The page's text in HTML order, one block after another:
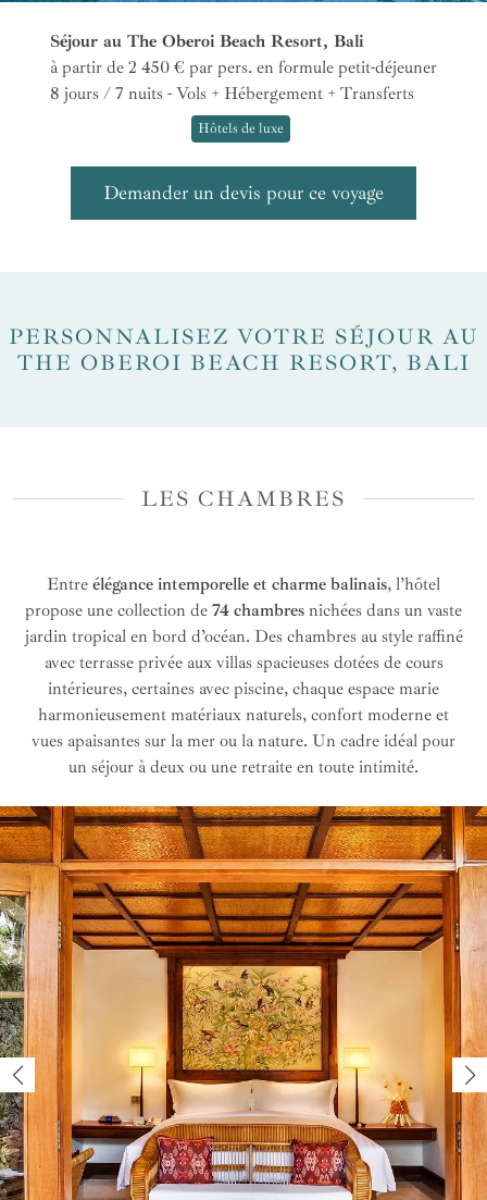
Séjour au The Oberoi Beach Resort, Bali
à partir de 2 450 € par pers. en formule petit-déjeuner
8 jours / 7 nuits - Vols + Hébergement + Transferts
Hôtels de luxe
Demander un devis pour ce voyage
PERSONNALISEZ VOTRE SÉJOUR AU
THE OBEROI BEACH RESORT, BALI
LES CHAMBRES
Entre élégance intemporelle et charme balinais, l’hôtel
propose une collection de 74 chambres nichées dans un vaste
jardin tropical en bord d’océan. Des chambres au style raffiné
avec terrasse privée aux villas spacieuses dotées de cours
intérieures, certaines avec piscine, chaque espace marie
harmonieusement matériaux naturels, confort moderne et
vues apaisantes sur la mer ou la nature. Un cadre idéal pour
un séjour à deux ou une retraite en toute intimité.